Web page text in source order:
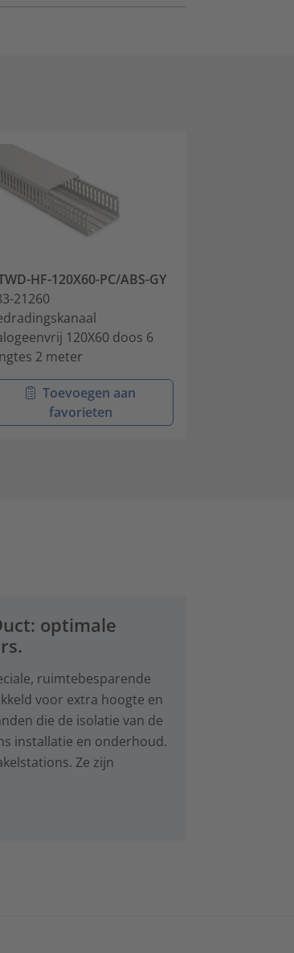
HF-120X60-PC/ABS-GY
21260
120X60 doos 6
2 meter
Toevoegen aan
favorieten
optimale
ruimtebesparende
voor extra hoogte en
die de isolatie van de
installatie en onderhoud.
Ze zijn